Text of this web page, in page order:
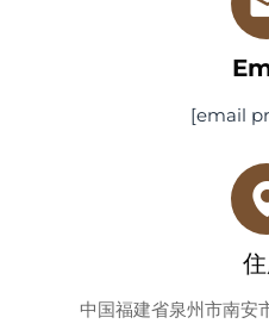
[email
中国福建省泉州市南安